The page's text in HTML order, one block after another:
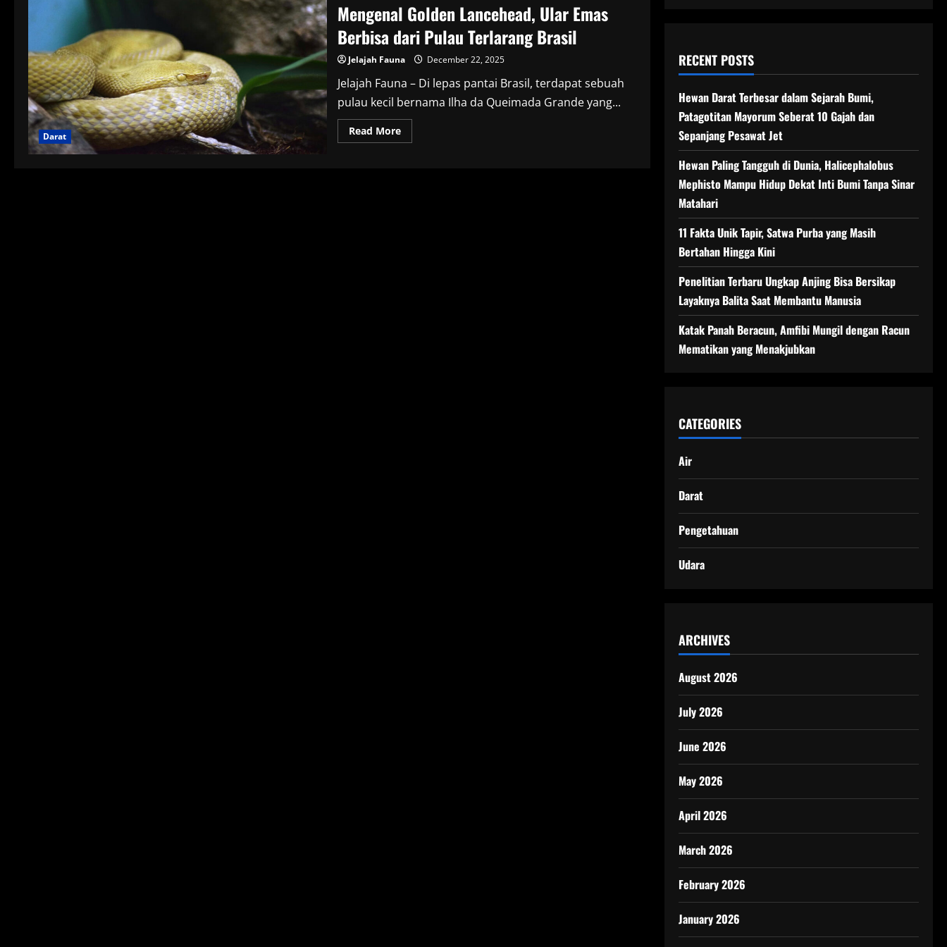
Darat
Mengenal Golden Lancehead, Ular Emas
Berbisa dari Pulau Terlarang Brasil
Jelajah Fauna December 22, 2025
Jelajah Fauna – Di lepas pantai Brasil, terdapat sebuah
pulau kecil bernama Ilha da Queimada Grande yang...
Read MoreRead
more
RECENT POSTS
Hewan Darat Terbesar dalam Sejarah Bumi,
Patagotitan Mayorum Seberat 10 Gajah dan
Sepanjang Pesawat Jet
Hewan Paling Tangguh di Dunia, Halicephalobus
Mephisto Mampu Hidup Dekat Inti Bumi Tanpa Sinar
Matahari
11 Fakta Unik Tapir, Satwa Purba yang Masih
Bertahan Hingga Kini
Penelitian Terbaru Ungkap Anjing Bisa Bersikap
Layaknya Balita Saat Membantu Manusia
Katak Panah Beracun, Amfibi Mungil dengan Racun
Mematikan yang Menakjubkan
CATEGORIES
Air
Darat
Pengetahuan
Udara
ARCHIVES
August 2026
July 2026
June 2026
May 2026
April 2026
March 2026
February 2026
January 2026